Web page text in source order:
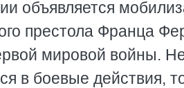
объявляется
престола Франца
мировой войны.
в боевые действия,